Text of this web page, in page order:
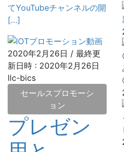
てYouTubeチャンネルの開
[…]
2020年2月26日 / 最終更
新日時 : 2020年2月26日
llc-bics
セールスプロモーシ
ョン
プレゼン